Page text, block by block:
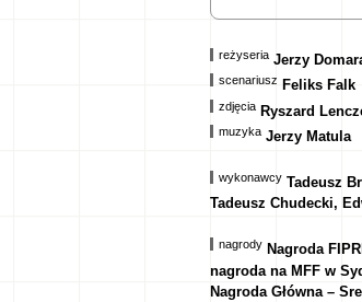
reżyseria Jerzy
scenariusz Feliks Falk
zdjęcia Ryszard
muzyka Jerzy Matula
wykonawcy Tadeusz
Tadeusz Chudecki,
nagrody Nagroda
nagroda na MFF w
Nagroda Główna –